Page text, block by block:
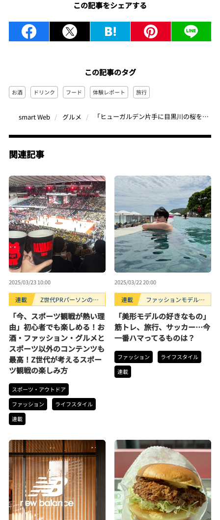
この記事をシェアする
この記事のタグ
お酒 ドリンク フード 体験レポート 旅行
smart Web グルメ 「ヒューガルデン片手に目黒川の桜を堪能」ポップアップ型バー、レストランとのコラボ…期間限定の“ヒューガルデン”イベントが楽しすぎた
関連記事
2025/03/23 10:00
連載
Z世代PRパーソンのキ
「今、スポーツ観戦が熱い理
由」初心者でも楽しめる！お
酒・ファッション・グルメと
スポーツ以外のコンテンツも
最高！Z世代が考えるスポー
ツ観戦の楽しみ方
スポーツ・アウトドア
ファッション
ライフスタイル
連載
2025/03/22 20:00
連載
ファッションモデルの
「美形モデルの好きなもの」
筋トレ、旅行、サッカー…今
一番ハマってるものは？
ファッション
ライフスタイル
連載